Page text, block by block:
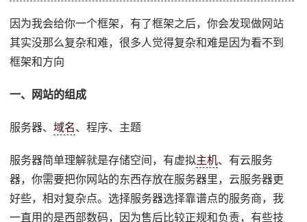
因为我会给你一个框架，有了框架之后，你会发现做网站
其实没那么复杂和难，很多人觉得复杂和难是因为看不到
框架和方向
一、网站的组成
服务器、域名、程序、主题
服务器简单理解就是存储空间，有虚拟主机、有云服务
器，你需要把你网站的东西存放在服务器里，云服务器更
好些，相对复杂点。选择服务器选择靠谱点的服务商，我
一直用的是西部数码，因为售后比较正规和负责，有些技